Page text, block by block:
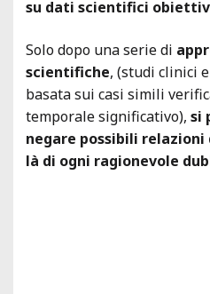
su dati scientifici
Solo dopo una serie di
scientifiche, (studi clinici
basata sui casi simili
temporale significativo), si
negare possibili
là di ogni ragionevole